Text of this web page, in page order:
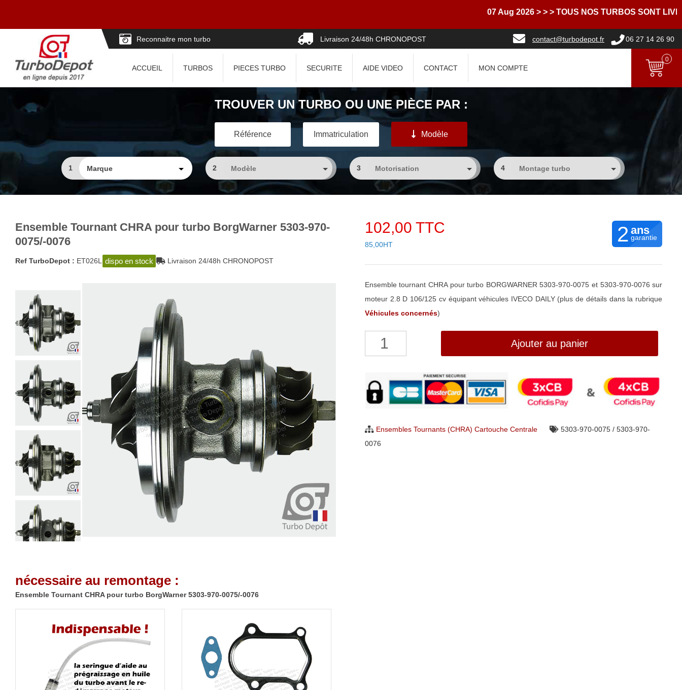
07 Aug 2026 > > > TOUS NOS TURBOS SONT LIVRES
Reconnaitre mon turbo Livraison 24/48h CHRONOPOST contact@turbodepot.fr 06 27 14 26 90
ACCUEIL TURBOS PIECES TURBO SECURITE AIDE VIDEO CONTACT MON COMPTE
0
TROUVER UN TURBO OU UNE PIÈCE PAR :
Référence Immatriculation Modèle
1 2 3 4
Ensemble Tournant CHRA pour turbo BorgWarner 5303-970-
0075/-0076
Ref TurboDepot : ET026L dispo en stock Livraison 24/48h CHRONOPOST
102,00 TTC
85,00HT 2 ans
garantie
Ensemble tournant CHRA pour turbo BORGWARNER 5303-970-0075 et 5303-970-0076 sur
moteur 2.8 D 106/125 cv équipant véhicules IVECO DAILY (plus de détails dans la rubrique
Véhicules concernés)
quantité
Tournant
CHRA
Ajouter au panier
Ensembles Tournants (CHRA) Cartouche Centrale
5303-970-0075 / 5303-970-
0076
nécessaire au remontage :
Ensemble Tournant CHRA pour turbo BorgWarner 5303-970-0075/-0076